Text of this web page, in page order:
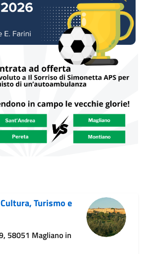
Turismo e
58051 Magliano in